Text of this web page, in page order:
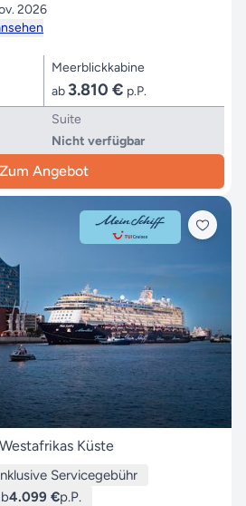
2026
Meerblickkabine
ab 3.810 € p.P.
Suite
Nicht verfügbar
Zum Angebot
Küste
Servicegebühr
4.099 €p.P.